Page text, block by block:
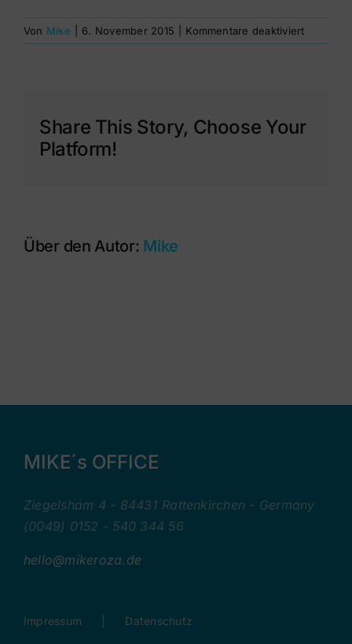
Von Mike 6. November 2015 Kommentare deaktiviertfür
Share This Story, Choose Your
Platform!
Über den Autor: Mike
MIKE´s OFFICE
Ziegelsham 4 - 84431 Rattenkirchen - Germany
(0049) 0152 - 540 344 56
hello@mikeroza.de
Impressum Datenschutz